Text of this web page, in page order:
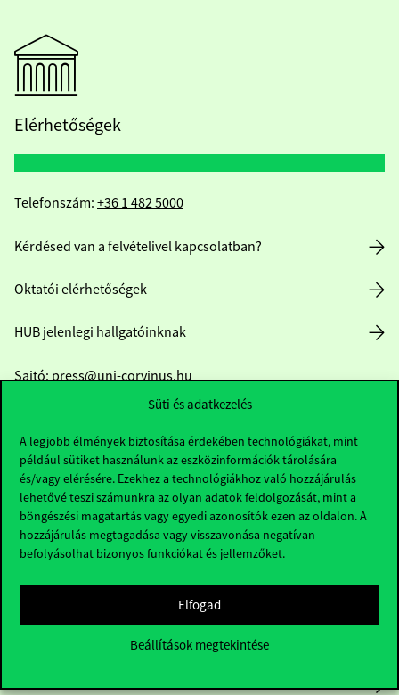
Süti és adatkezelés
A legjobb élmények biztosítása érdekében technológiákat, mint
például sütiket használunk az eszközinformációk tárolására
és/vagy elérésére. Ezekhez a technológiákhoz való hozzájárulás
lehetővé teszi számunkra az olyan adatok feldolgozását, mint a
böngészési magatartás vagy egyedi azonosítók ezen az oldalon. A
hozzájárulás megtagadása vagy visszavonása negatívan
befolyásolhat bizonyos funkciókat és jellemzőket.
Elfogad
Beállítások megtekintése
Elérhetőségek
Telefonszám: +36 1 482 5000
Kérdésed van a felvételivel kapcsolatban?
Oktatói elérhetőségek
HUB jelenlegi hallgatóinknak
Sajtó:press@uni-corvinus.hu
Hasznos linkek
Közérdekű adatok